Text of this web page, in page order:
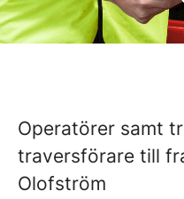
Operatörer samt
traversförare till
Olofström